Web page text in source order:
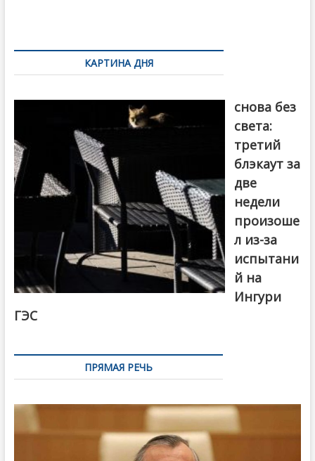
по
записямКАРТИНА ДНЯ
снова без
света:
третий
блэкаут за
две
недели
произоше
л из-за
испытани
й на
Ингури
ГЭС
ПРЯМАЯ РЕЧЬ